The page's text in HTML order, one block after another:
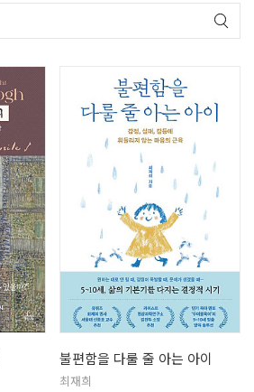
불편함을 다룰 줄 아는 아이
최재희